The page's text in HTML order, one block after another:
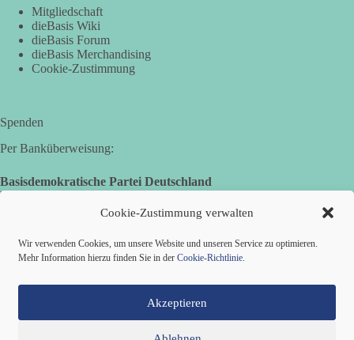
Cookie-Zustimmung verwalten
Wir verwenden Cookies, um unsere Website und unseren Service zu optimieren.
Mehr Information hierzu finden Sie in der Cookie-Richtlinie.
Akzeptieren
Mitgliedschaft
dieBasis Wiki
dieBasis Forum
dieBasis Merchandising
Cookie-Zustimmung
Spenden
Per Banküberweisung:
Basisdemokratische Partei Deutschland
Landesverband Nordrhein-Westfalen
IBAN: DE14 3005 0110 1008 4913 08
(es kann zu Fehlermeldungen kommen, die jedoch keine
Auswirkungen haben.)